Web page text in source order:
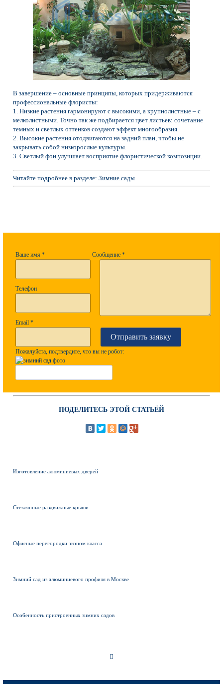
В завершение – основные принципы, которых придерживаются
профессиональные флористы:
1. Низкие растения гармонируют с высокими, а крупнолистные – с
мелколистными. Точно так же подбирается цвет листьев: сочетание
темных и светлых оттенков создают эффект многообразия.
2. Высокие растения отодвигаются на задний план, чтобы не
закрывать собой низкорослые культуры.
3. Светлый фон улучшает восприятие флористической композиции.
Читайте подробнее в разделе: Зимние сады
Ваше имя *
Телефон
Email *
Сообщение*
Пожалуйста, подтвердите, что вы не робот:
ПОДЕЛИТЕСЬ ЭТОЙ СТАТЬЁЙ
Изготовление алюминиевых дверей
Стеклянные раздвижные крыши
Офисные перегородки эконом класса
Зимний сад из алюминиевого профиля в Москве
Особенность пристроенных зимних садов